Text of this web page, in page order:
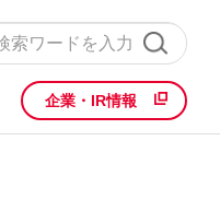
企業・IR情報